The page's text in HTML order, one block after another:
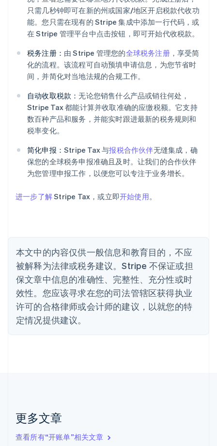
只需几秒钟即可在新的州或国家/地区开启税款代收功
能。您只需在现有的 Stripe 集成中添加一行代码，或
在 Stripe 管理平台中点击按钮，即可开始代收税款。
税务注册： 由 Stripe 管理您的全球税务注册，享受简
化的流程。该流程可自动预填申请信息，为您节省时
间，并简化对当地法规的合规工作。
自动收取税款：无论您销售什么产品或销往何处，
Stripe Tax 都能计算并收取准确的应缴税额。它支持
数百种产品和服务，并能实时跟进最新的税务规则和
税率变化。
简化申报： Stripe Tax 与报税合作伙伴无缝集成，确
保您的全球税务申报准确且及时。让我们的合作伙伴
为您管理申报工作，以便您可以专注于业务增长。
进一步了解Stripe Tax，或立即开始使用。
本文中的内容仅供一般信息和教育目的，不应
被解释为法律或税务建议。Stripe 不保证或担
保文章中信息的准确性、完整性、充分性或时
效性。您应该寻求在您的司法管辖区获得执业
许可的合格律师或会计师的建议，以就您的特
定情况提供建议。
更多文章
查看所有“开账单”相关文章
English
爱尔兰
English
爱沙尼亚
English
奥地利
DeutschEnglish
澳大利亚
English
PortuguêsEnglish
保加利亚
English
丹麦
English
德国
DeutschEnglish
法国
FrançaisEnglish
芬兰
EnglishSvenska
English Italiano
拉脱维亚
立陶宛